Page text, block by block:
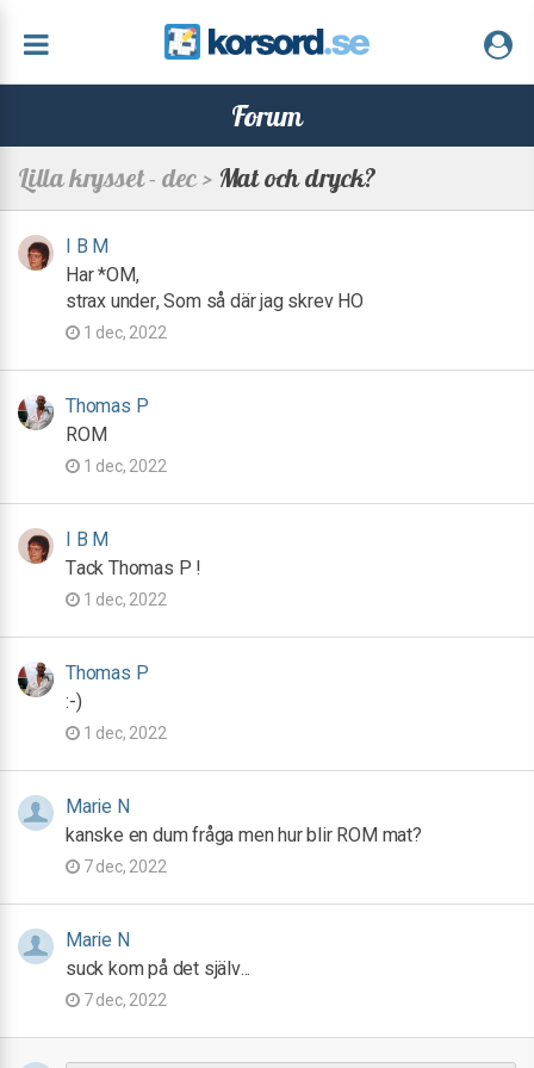
Forum
Lilla krysset - dec >Mat och dryck?
I B M
Har *OM,
strax under, Som så där jag skrev HO
1 dec, 2022
Thomas P
ROM
1 dec, 2022
I B M
Tack Thomas P !
1 dec, 2022
Thomas P
:-)
1 dec, 2022
Marie N
kanske en dum fråga men hur blir ROM mat?
7 dec, 2022
Marie N
suck kom på det själv...
7 dec, 2022